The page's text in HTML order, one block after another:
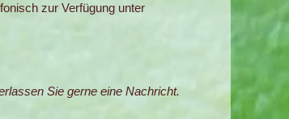
zur Verfügung unter
Sie gerne eine Nachricht.